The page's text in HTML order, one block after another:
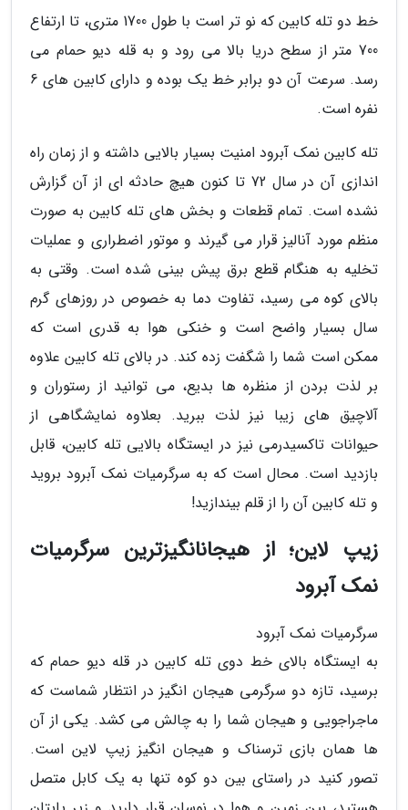
خط دو تله کابین که نو تر است با طول 1700 متری، تا ارتفاع
700 متر از سطح دریا بالا می رود و به قله دیو حمام می
رسد. سرعت آن دو برابر خط یک بوده و دارای کابین های 6
نفره است.
تله کابین نمک آبرود امنیت بسیار بالایی داشته و از زمان راه
اندازی آن در سال 72 تا کنون هیچ حادثه ای از آن گزارش
نشده است. تمام قطعات و بخش های تله کابین به صورت
منظم مورد آنالیز قرار می گیرند و موتور اضطراری و عملیات
تخلیه به هنگام قطع برق پیش بینی شده است. وقتی به
بالای کوه می رسید، تفاوت دما به خصوص در روزهای گرم
سال بسیار واضح است و خنکی هوا به قدری است که
ممکن است شما را شگفت زده کند. در بالای تله کابین علاوه
بر لذت بردن از منظره ها بدیع، می توانید از رستوران و
آلاچیق های زیبا نیز لذت ببرید. بعلاوه نمایشگاهی از
حیوانات تاکسیدرمی نیز در ایستگاه بالایی تله کابین، قابل
بازدید است. محال است که به سرگرمیات نمک آبرود بروید
و تله کابین آن را از قلم بیندازید!
زیپ لاین؛ از هیجانانگیزترین سرگرمیات
نمک آبرود
سرگرمیات نمک آبرود
به ایستگاه بالای خط دوی تله کابین در قله دیو حمام که
برسید، تازه دو سرگرمی هیجان انگیز در انتظار شماست که
ماجراجویی و هیجان شما را به چالش می کشد. یکی از آن
ها همان بازی ترسناک و هیجان انگیز زیپ لاین است.
تصور کنید در راستای بین دو کوه تنها به یک کابل متصل